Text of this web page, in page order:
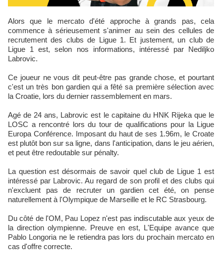
Alors que le mercato d'été approche à grands pas, cela
commence à sérieusement s'animer au sein des cellules de
recrutement des clubs de Ligue 1. Et justement, un club de
Ligue 1 est, selon nos informations, intéressé par Nediljko
Labrovic.
Ce joueur ne vous dit peut-être pas grande chose, et pourtant
c'est un très bon gardien qui a fêté sa première sélection avec
la Croatie, lors du dernier rassemblement en mars.
Agé de 24 ans, Labrovic est le capitaine du HNK Rijeka que le
LOSC a rencontré lors du tour de qualifications pour la Ligue
Europa Conférence. Imposant du haut de ses 1.96m, le Croate
est plutôt bon sur sa ligne, dans l'anticipation, dans le jeu aérien,
et peut être redoutable sur pénalty.
La question est désormais de savoir quel club de Ligue 1 est
intéressé par Labrovic. Au regard de son profil et des clubs qui
n'excluent pas de recruter un gardien cet été, on pense
naturellement à l'Olympique de Marseille et le RC Strasbourg.
Du côté de l'OM, Pau Lopez n'est pas indiscutable aux yeux de
la direction olympienne. Preuve en est, L'Equipe avance que
Pablo Longoria ne le retiendra pas lors du prochain mercato en
cas d'offre correcte.